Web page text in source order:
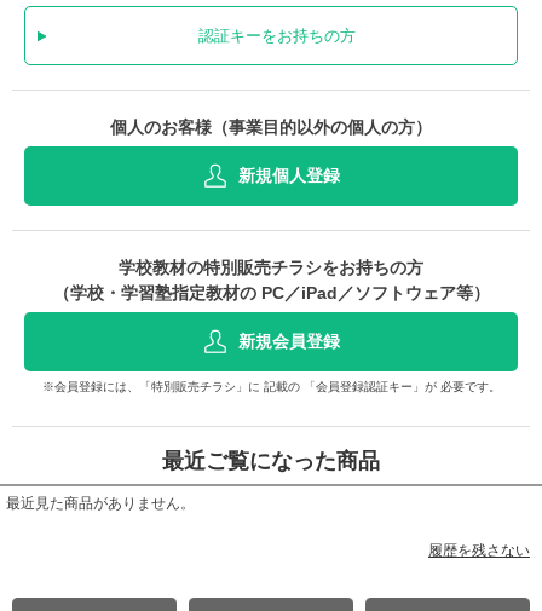
認証キーをお持ちの方
個人のお客様（事業目的以外の個人の方）
新規個人登録
学校教材の特別販売チラシをお持ちの方
（学校・学習塾指定教材の PC／iPad／ソフトウェア等）
新規会員登録
※会員登録には、「特別販売チラシ」に 記載の 「会員登録認証キー」が 必要です。
最近ご覧になった商品
最近見た商品がありません。
履歴を残さない